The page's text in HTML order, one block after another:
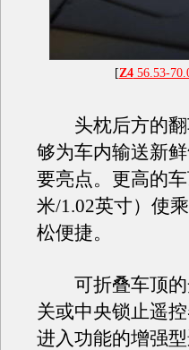
[Z456.53-
头枕后方的翻
够为车内输送新
要亮点。更高的
米/1.02英寸）使
松便捷。
可折叠车顶的
关或中央锁止遥
进入功能的增强